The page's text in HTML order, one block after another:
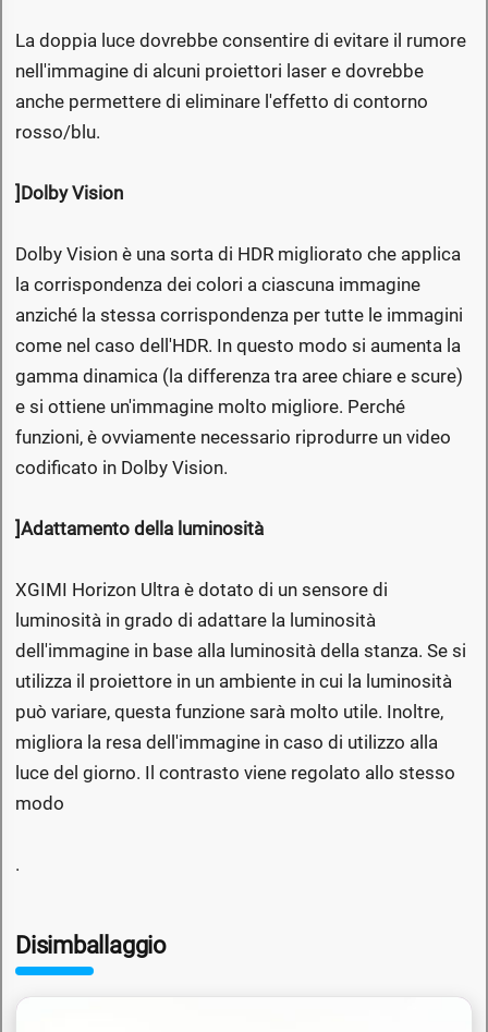
La doppia luce dovrebbe consentire di evitare il rumore
nell'immagine di alcuni proiettori laser e dovrebbe
anche permettere di eliminare l'effetto di contorno
rosso/blu.
]Dolby Vision
Dolby Vision è una sorta di HDR migliorato che applica
la corrispondenza dei colori a ciascuna immagine
anziché la stessa corrispondenza per tutte le immagini
come nel caso dell'HDR. In questo modo si aumenta la
gamma dinamica (la differenza tra aree chiare e scure)
e si ottiene un'immagine molto migliore. Perché
funzioni, è ovviamente necessario riprodurre un video
codificato in Dolby Vision.
]Adattamento della luminosità
XGIMI Horizon Ultra è dotato di un sensore di
luminosità in grado di adattare la luminosità
dell'immagine in base alla luminosità della stanza. Se si
utilizza il proiettore in un ambiente in cui la luminosità
può variare, questa funzione sarà molto utile. Inoltre,
migliora la resa dell'immagine in caso di utilizzo alla
luce del giorno. Il contrasto viene regolato allo stesso
modo
.
Disimballaggio